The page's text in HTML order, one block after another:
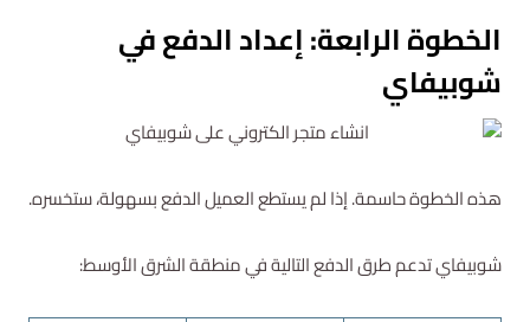
الخطوة الرابعة: إعداد الدفع في
شوبيفاي
هذه الخطوة حاسمة. إذا لم يستطع العميل الدفع بسهولة، ستخسره.
شوبيفاي تدعم طرق الدفع التالية في منطقة الشرق الأوسط: